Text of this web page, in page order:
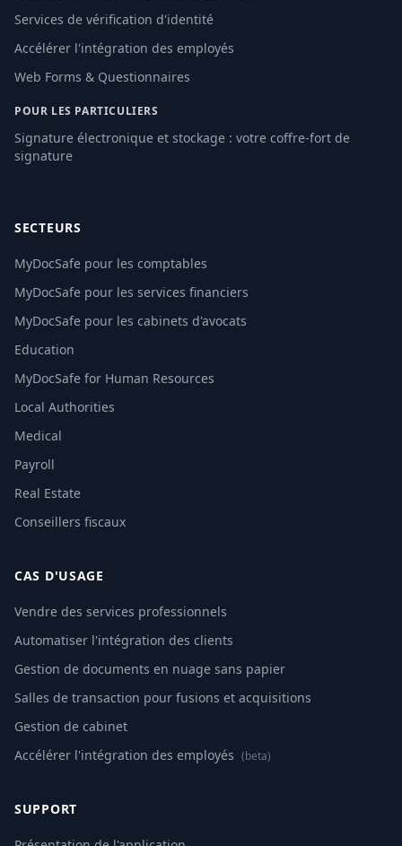
Services de vérification d'identité
Accélérer l'intégration des employés
Web Forms & Questionnaires
POUR LES PARTICULIERS
Signature électronique et stockage : votre coffre-fort de
signature
SECTEURS
MyDocSafe pour les comptables
MyDocSafe pour les services financiers
MyDocSafe pour les cabinets d'avocats
Education
MyDocSafe for Human Resources
Local Authorities
Medical
Payroll
Real Estate
Conseillers fiscaux
CAS D'USAGE
Vendre des services professionnels
Automatiser l'intégration des clients
Gestion de documents en nuage sans papier
Salles de transaction pour fusions et acquisitions
Gestion de cabinet
Accélérer l'intégration des employés (beta)
SUPPORT